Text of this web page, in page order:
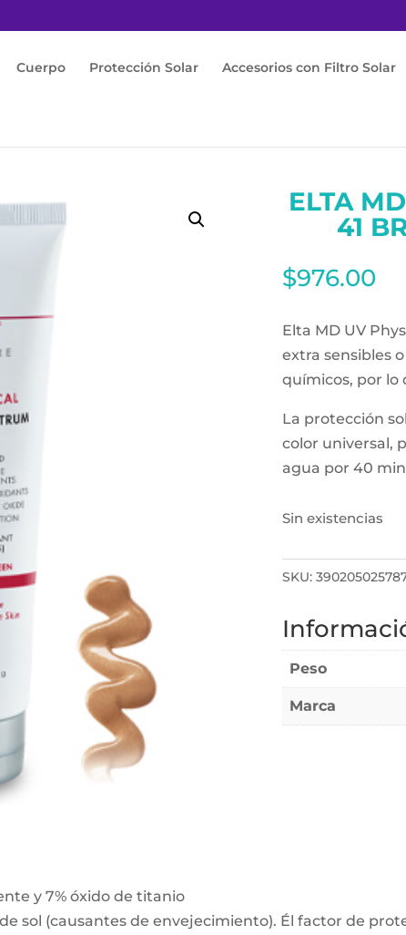
Cuerpo Protección Solar Accesorios con Filtro Solar
ELTA
41
$976.00
Elta MD UV
extra sensibles
químicos, por lo
La protección
color universal,
agua por 40
Sin existencias
SKU:
Peso
Marca
y 7% óxido de titanio
sol (causantes de envejecimiento). Él factor de